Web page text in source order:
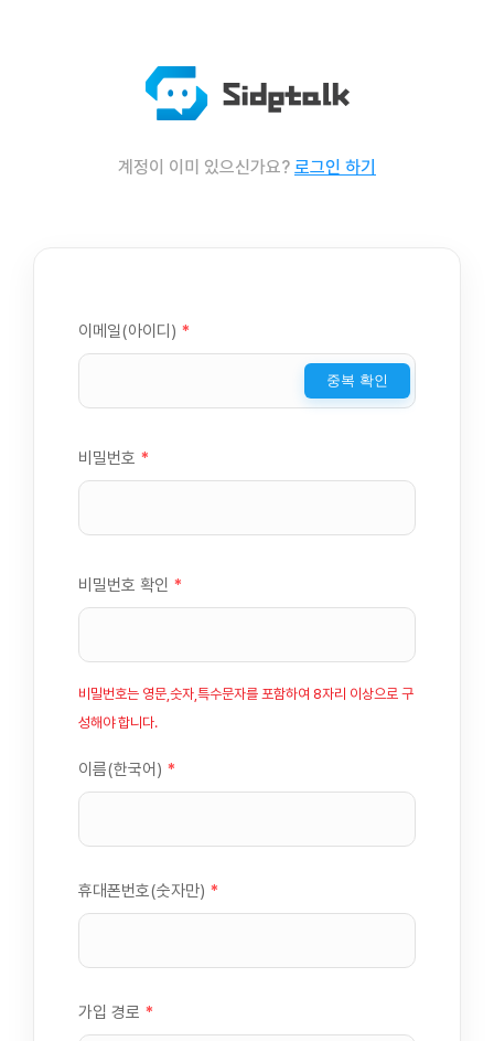
계정이 이미 있으신가요? 로그인 하기
이메일(아이디) *
중복 확인
비밀번호 *
비밀번호 확인 *
비밀번호는 영문,숫자,특수문자를 포함하여 8자리 이상으로 구
성해야 합니다.
이름(한국어) *
휴대폰번호(숫자만) *
가입 경로 *